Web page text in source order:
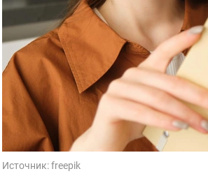
Источник:freepik